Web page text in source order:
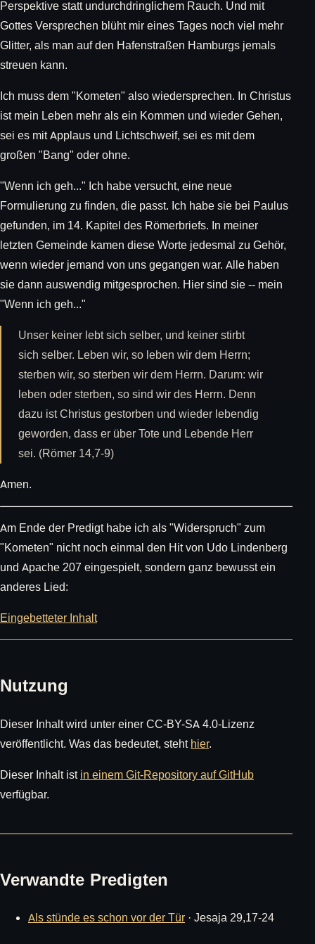
Perspektive statt undurchdringlichem Rauch. Und mit
Gottes Versprechen blüht mir eines Tages noch viel mehr
Glitter, als man auf den Hafenstraßen Hamburgs jemals
streuen kann.
Ich muss dem "Kometen" also wiedersprechen. In Christus
ist mein Leben mehr als ein Kommen und wieder Gehen,
sei es mit Applaus und Lichtschweif, sei es mit dem
großen "Bang" oder ohne.
"Wenn ich geh..." Ich habe versucht, eine neue
Formulierung zu finden, die passt. Ich habe sie bei Paulus
gefunden, im 14. Kapitel des Römerbriefs. In meiner
letzten Gemeinde kamen diese Worte jedesmal zu Gehör,
wenn wieder jemand von uns gegangen war. Alle haben
sie dann auswendig mitgesprochen. Hier sind sie -- mein
"Wenn ich geh..."
Unser keiner lebt sich selber, und keiner stirbt
sich selber. Leben wir, so leben wir dem Herrn;
sterben wir, so sterben wir dem Herrn. Darum: wir
leben oder sterben, so sind wir des Herrn. Denn
dazu ist Christus gestorben und wieder lebendig
geworden, dass er über Tote und Lebende Herr
sei. (Römer 14,7-9)
Amen.
Am Ende der Predigt habe ich als "Widerspruch" zum
"Kometen" nicht noch einmal den Hit von Udo Lindenberg
und Apache 207 eingespielt, sondern ganz bewusst ein
anderes Lied:
Eingebetteter Inhalt
Nutzung
Dieser Inhalt wird unter einer CC-BY-SA 4.0-Lizenz
veröffentlicht. Was das bedeutet, stehthier.
Dieser Inhalt istin einem Git-Repository auf GitHub
verfügbar.
Verwandte Predigten
Als stünde es schon vor der Tür · Jesaja 29,17-24